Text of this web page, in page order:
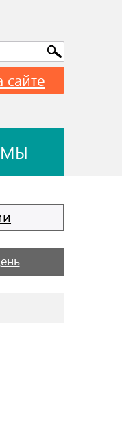
сайте
МЫ